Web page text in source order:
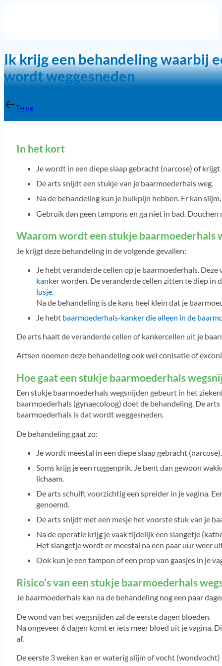
Ik krijg een behandeling waarbij
wordt weggesneden
Terug
In het kort
Je wordt in een diepe slaap gebracht (narcose) of
De arts snijdt een stukje van je baarmoederhals weg.
Na de behandeling kun je buikpijn hebben. Er kan
Gebruik dan geen tampons en ga niet in bad. Douchen
Waarom wordt een stukje baarmoederhals
Je krijgt deze behandeling in de volgende gevallen:
Je hebt veranderde cellen op je baarmoederhals.
kankerworden. De veranderde cellen zitten te diep in
lusje.
Na de behandeling is de kans heel klein dat je
Je hebt baarmoederhals-kanker die alleen in de
De arts haalt de veranderde cellen of kankercellen uit je
Artsen noemen deze behandeling ook wel conisatie of
Hoe gaat een stukje baarmoederhals
Een stukje baarmoederhals wegsnijden gebeurt in het
baarmoederhals (gynaecoloog) doet de behandeling. De
baarmoederhals is dat wordt weggesneden.
De behandeling gaat zo:
Je wordt meestal in een diepe slaap gebracht
Soms krijg je een ruggenprik. Je bent dan gewoon
lichaam.
De arts schuift voorzichtig een spreider in je vagina.
genoemd.
De arts snijdt met een mesje het voorste stuk van je
Na de operatie krijg je vaak tijdelijk een slangetje
Het slangetje wordt er meestal na een paar uur weer
Ook kun je een tampon of een prop van gaasjes in je
Risico’s van een stukje baarmoederhals
Je baarmoederhals kan na de behandeling nog een paar
De wond van het wegsnijden zal de eerste dagen bloeden.
Na ongeveer 6 dagen komt er iets meer bloed uit je vagina.
af.
De eerste 3 weken kan er waterig slijm of vocht